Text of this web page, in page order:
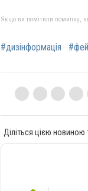
Якщо ви помітили помилку,
#дизінформація
Діліться цією новиною